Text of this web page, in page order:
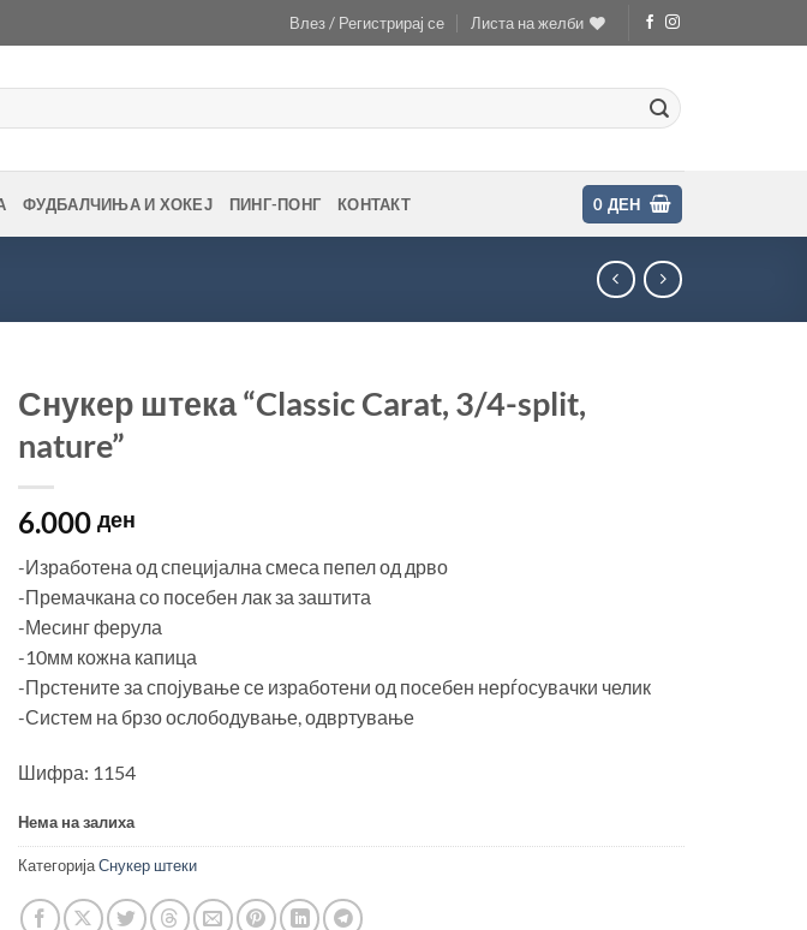
Влез / Регистрирај се Листа на желби
ФУДБАЛЧИЊА И ХОКЕЈ ПИНГ-ПОНГ КОНТАКТ 0 ДЕН
Снукер штека “Classic Carat, 3/4-split,
nature”
6.000 ден
-Изработена од специјална смеса пепел од дрво
-Премачкана со посебен лак за заштита
-Месинг ферула
-10мм кожна капица
-Прстените за спојување се изработени од посебен нерѓосувачки челик
-Систем на брзо ослободување, одвртување
Шифра: 1154
Нема на залиха
КатегоријаСнукер штеки